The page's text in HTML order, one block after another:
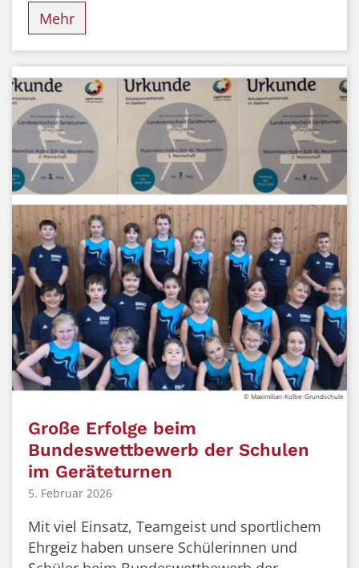
Mehr
© Maximilian-Kolbe-Grundschule
Große Erfolge beim
Bundeswettbewerb der Schulen
im Geräteturnen
5. Februar 2026
Mit viel Einsatz, Teamgeist und sportlichem
Ehrgeiz haben unsere Schülerinnen und